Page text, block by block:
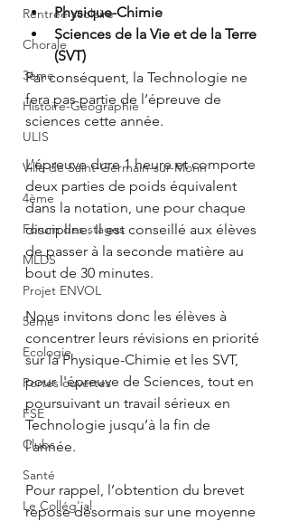
Rentrée scolaire
Chorale
3ème
Histoire-Géographie
ULIS
Ville de Saint-Germain-sur-Morin
4ème
Forum des stages
MLDS
Projet ENVOL
5ème
Ecologie
Portes ouvertes
FSE
Clubs
Santé
Le Collég'ial
Physique-Chimie
Sciences de la Vie et de la Terre
(SVT)
Par conséquent, la Technologie ne
fera pas partie de l’épreuve de
sciences cette année.
L’épreuve dure 1 heure et comporte
deux parties de poids équivalent
dans la notation, une pour chaque
discipline. Il est conseillé aux élèves
de passer à la seconde matière au
bout de 30 minutes.
Nous invitons donc les élèves à
concentrer leurs révisions en priorité
sur la Physique-Chimie et les SVT,
pour l'épreuve de Sciences, tout en
poursuivant un travail sérieux en
Technologie jusqu’à la fin de
l’année.
Pour rappel, l’obtention du brevet
repose désormais sur une moyenne